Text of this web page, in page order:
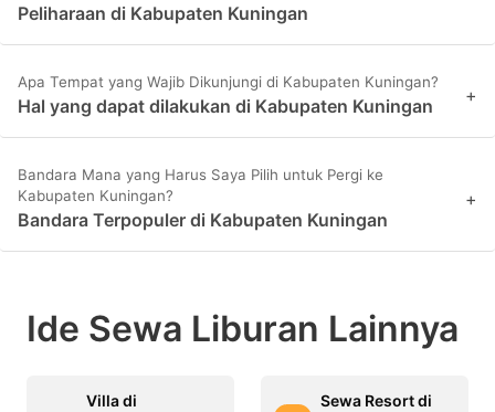
Peliharaan di Kabupaten Kuningan
Apa Tempat yang Wajib Dikunjungi di Kabupaten Kuningan?
Hal yang dapat dilakukan di Kabupaten Kuningan +
Bandara Mana yang Harus Saya Pilih untuk Pergi ke
Kabupaten Kuningan?
Bandara Terpopuler di Kabupaten Kuningan
+
Ide Sewa Liburan Lainnya
Villa di
Sewa Resort di